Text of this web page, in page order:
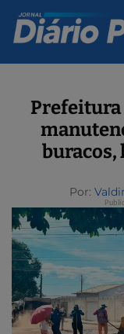
Prefeitura
buracos,
Por: